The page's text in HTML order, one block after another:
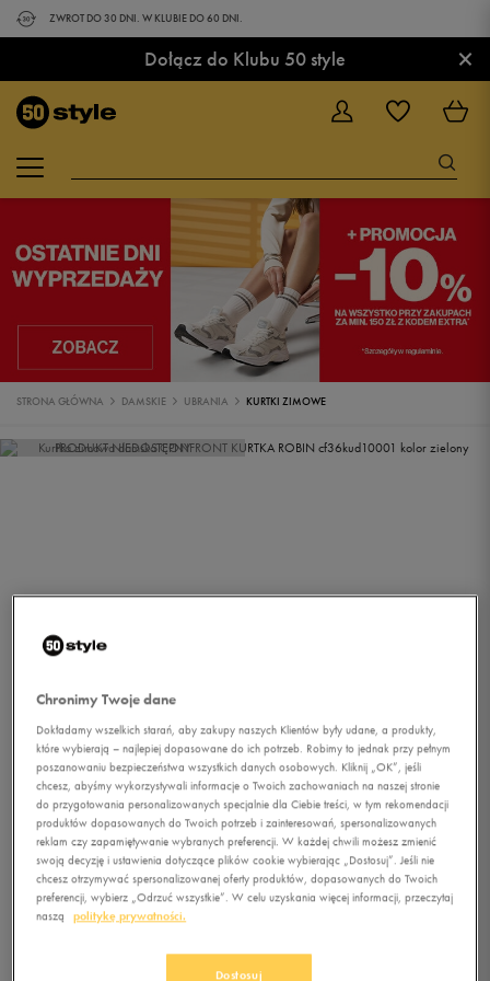
ZWROT DO 30 DNI. W KLUBIE DO 60 DNI.
Dołącz do Klubu 50 style ×
STRONA GŁÓWNA DAMSKIE UBRANIA KURTKI ZIMOWE
PRODUKT NIEDOSTĘPNY
Chronimy Twoje dane
Dokładamy wszelkich starań, aby zakupy naszych Klientów były udane, a produkty,
które wybierają – najlepiej dopasowane do ich potrzeb. Robimy to jednak przy pełnym
poszanowaniu bezpieczeństwa wszystkich danych osobowych. Kliknij „OK”, jeśli
chcesz, abyśmy wykorzystywali informacje o Twoich zachowaniach na naszej stronie
do przygotowania personalizowanych specjalnie dla Ciebie treści, w tym rekomendacji
produktów dopasowanych do Twoich potrzeb i zainteresowań, spersonalizowanych
reklam czy zapamiętywanie wybranych preferencji. W każdej chwili możesz zmienić
swoją decyzję i ustawienia dotyczące plików cookie wybierając „Dostosuj”. Jeśli nie
chcesz otrzymywać spersonalizowanej oferty produktów, dopasowanych do Twoich
preferencji, wybierz „Odrzuć wszystkie”. W celu uzyskania więcej informacji, przeczytaj
naszą
politykę prywatności.
Dostosuj